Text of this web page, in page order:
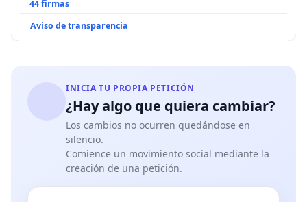
44 firmas
Aviso de transparencia
INICIA TU PROPIA PETICIÓN
¿Hay algo que quiera cambiar?
Los cambios no ocurren quedándose en
silencio.
Comience un movimiento social mediante la
creación de una petición.